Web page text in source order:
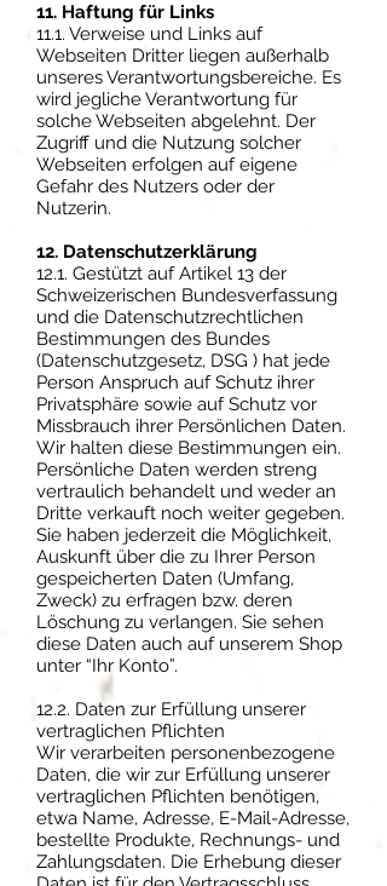
11. Haftung für Links
11.1. Verweise und Links auf
Webseiten Dritter liegen außerhalb
unseres Verantwortungsbereiche. Es
wird jegliche Verantwortung für
solche Webseiten abgelehnt. Der
Zugriff und die Nutzung solcher
Webseiten erfolgen auf eigene
Gefahr des Nutzers oder der
Nutzerin.
12. Datenschutzerklärung
12.1. Gestützt auf Artikel 13 der
Schweizerischen Bundesverfassung
und die Datenschutzrechtlichen
Bestimmungen des Bundes
(Datenschutzgesetz, DSG ) hat jede
Person Anspruch auf Schutz ihrer
Privatsphäre sowie auf Schutz vor
Missbrauch ihrer Persönlichen Daten.
Wir halten diese Bestimmungen ein.
Persönliche Daten werden streng
vertraulich behandelt und weder an
Dritte verkauft noch weiter gegeben.
Sie haben jederzeit die Möglichkeit,
Auskunft über die zu Ihrer Person
gespeicherten Daten (Umfang,
Zweck) zu erfragen bzw. deren
Löschung zu verlangen. Sie sehen
diese Daten auch auf unserem Shop
unter “Ihr Konto”.
12.2. Daten zur Erfüllung unserer
vertraglichen Pflichten
Wir verarbeiten personenbezogene
Daten, die wir zur Erfüllung unserer
vertraglichen Pflichten benötigen,
etwa Name, Adresse, E-Mail-Adresse,
bestellte Produkte, Rechnungs- und
Zahlungsdaten. Die Erhebung dieser